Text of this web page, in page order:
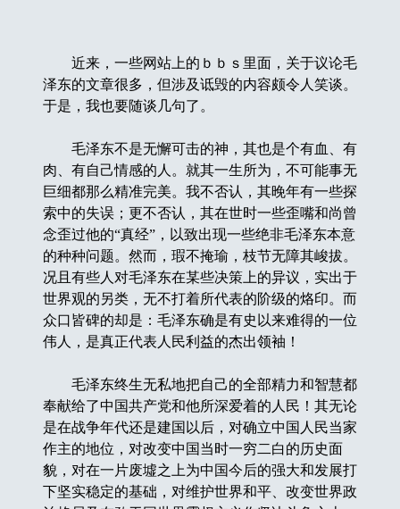
近来，一些网站上的ｂｂｓ里面，关于议论毛
泽东的文章很多，但涉及诋毁的内容颇令人笑谈。
于是，我也要随谈几句了。
毛泽东不是无懈可击的神，其也是个有血、有
肉、有自己情感的人。就其一生所为，不可能事无
巨细都那么精准完美。我不否认，其晚年有一些探
索中的失误；更不否认，其在世时一些歪嘴和尚曾
念歪过他的“真经”，以致出现一些绝非毛泽东本意
的种种问题。然而，瑕不掩瑜，枝节无障其峻拔。
况且有些人对毛泽东在某些决策上的异议，实出于
世界观的另类，无不打着所代表的阶级的烙印。而
众口皆碑的却是：毛泽东确是有史以来难得的一位
伟人，是真正代表人民利益的杰出领袖！
毛泽东终生无私地把自己的全部精力和智慧都
奉献给了中国共产党和他所深爱着的人民！其无论
是在战争年代还是建国以后，对确立中国人民当家
作主的地位，对改变中国当时一穷二白的历史面
貌，对在一片废墟之上为中国今后的强大和发展打
下坚实稳定的基础，对维护世界和平、改变世界政